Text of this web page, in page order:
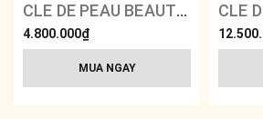
CLE DE PEAU BEAUTE The Serum
4.800.000₫
MUA NGAY